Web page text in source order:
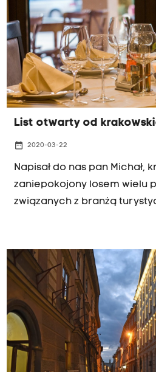
na zewnątrz, a blisko siebie.
List otwarty od
date_range 2020-03-22
Napisał do nas pan Michał,
zaniepokojony losem wielu
związanych z branżą